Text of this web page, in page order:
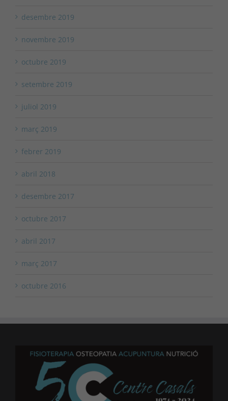
desembre 2019
novembre 2019
octubre 2019
setembre 2019
juliol 2019
març 2019
febrer 2019
abril 2018
desembre 2017
octubre 2017
abril 2017
març 2017
octubre 2016